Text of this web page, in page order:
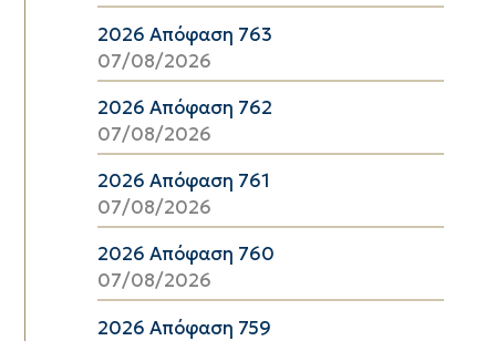
2026 Απόφαση 763
07/08/2026
2026 Απόφαση 762
07/08/2026
2026 Απόφαση 761
07/08/2026
2026 Απόφαση 760
07/08/2026
2026 Απόφαση 759